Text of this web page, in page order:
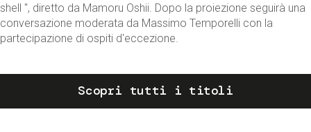
shell ", diretto da Mamoru Oshii. Dopo la proiezione seguirà una
conversazione moderata da Massimo Temporelli con la
partecipazione di ospiti d'eccezione.
Scopri tutti i titoli